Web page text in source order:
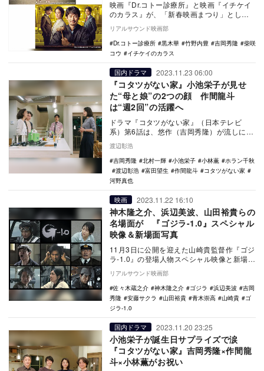
映画『Dr.コトー診療所』と映画『イチケイ
のカラス』が、「新春映画まつり」として
新春にフジテレビ系で放送されることが決
定。映画『…
リアルサウンド映画部
Dr.コトー診療所
黒木華 竹野内豊 吉岡秀隆
柴咲
コウ
イチケイのカラス
国内ドラマ 2023.11.23 06:00
『コタツがない家』小池栄子が見せ
た“母と娘”の2つの顔 作間龍斗
は“週2回”の活躍へ
ドラマ『コタツがない家』（日本テレビ
系）第6話は、悠作（吉岡秀隆）が流しに放
置した発泡酒の空き缶をゆすぐ万里江（小
池栄子）のシー…
渡辺彰浩
吉岡秀隆
北村一輝 小池栄子 小林薫
ホラン千秋
渡辺彰浩
富田望生 作間龍斗
コタツがない家
河野真也
映画 2023.11.22 16:10
神木隆之介、浜辺美波、山田裕貴らの
名場面が 『ゴジラ-1.0』スペシャル
映像＆新場面写真
11月3日に公開を迎えた山崎貴監督作『ゴジ
ラ-1.0』の登場人物スペシャル映像と新場面
写真が公開された。 ゴジラ生誕70周年…
リアルサウンド映画部
佐々木蔵之介
神木隆之介 ゴジラ 浜辺美波
吉岡
秀隆
安藤サクラ 山田裕貴 青木崇高 山崎貴
ゴ
ジラ-1.0
国内ドラマ 2023.11.20 23:25
小池栄子が誕生日サプライズで涙
『コタツがない家』吉岡秀隆×作間龍
斗×小林薫がお祝い